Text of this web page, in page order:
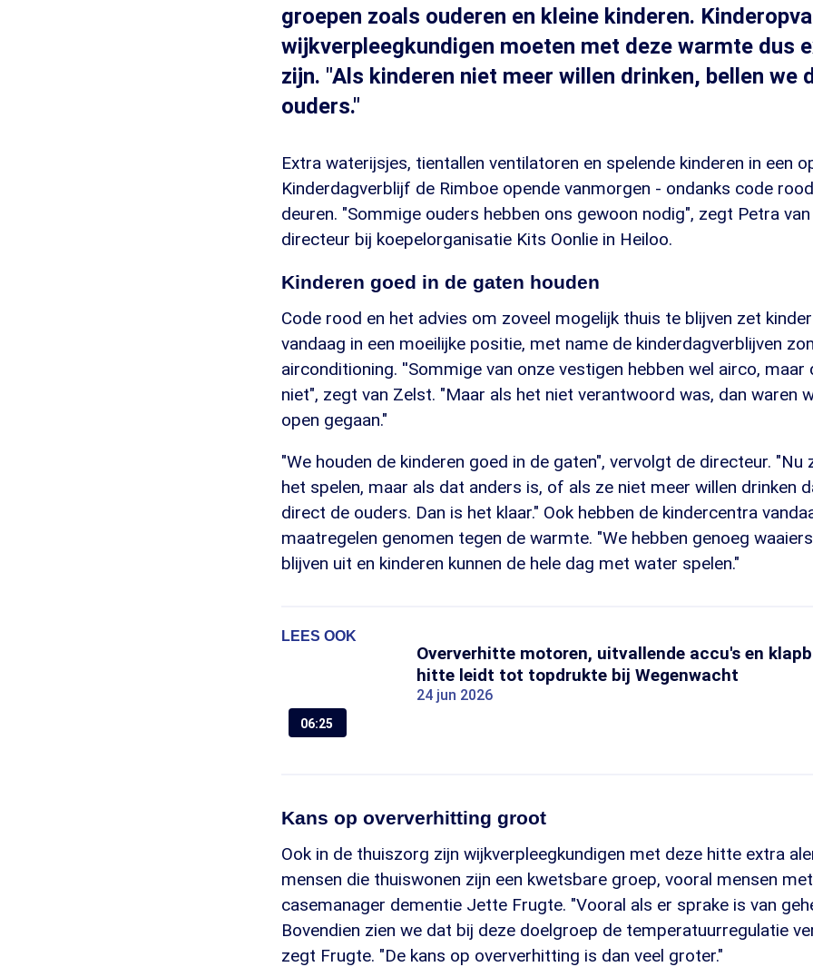
groepen zoals ouderen en kleine kinderen.
wijkverpleegkundigen moeten met deze warmte dus
zijn. "Als kinderen niet meer willen drinken, bellen we
ouders."
Extra waterijsjes, tientallen ventilatoren en spelende kinderen in een
Kinderdagverblijf de Rimboe opende vanmorgen - ondanks code
deuren. "Sommige ouders hebben ons gewoon nodig", zegt Petra
directeur bij koepelorganisatie Kits Oonlie in Heiloo.
Kinderen goed in de gaten houden
Code rood en het advies om zoveel mogelijk thuis te blijven zet
vandaag in een moeilijke positie, met name de kinderdagverblijven
airconditioning. ''Sommige van onze vestigen hebben wel airco, maar
niet", zegt van Zelst. "Maar als het niet verantwoord was, dan waren
open gegaan."
"We houden de kinderen goed in de gaten", vervolgt de directeur. "Nu
het spelen, maar als dat anders is, of als ze niet meer willen drinken
direct de ouders. Dan is het klaar." Ook hebben de kindercentra
maatregelen genomen tegen de warmte. "We hebben genoeg
blijven uit en kinderen kunnen de hele dag met water spelen."
LEES OOK
06:25
Oververhitte motoren, uitvallende accu's en
hitte leidt tot topdrukte bij Wegenwacht
24 jun 2026
Kans op oververhitting groot
Ook in de thuiszorg zijn wijkverpleegkundigen met deze hitte extra
mensen die thuiswonen zijn een kwetsbare groep, vooral mensen
casemanager dementie Jette Frugte. "Vooral als er sprake is van
Bovendien zien we dat bij deze doelgroep de temperatuurregulatie
zegt Frugte. "De kans op oververhitting is dan veel groter."